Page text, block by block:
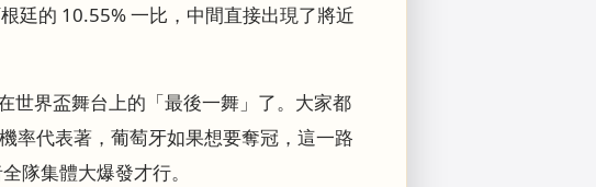
廷的 10.55% 一比，中間直接出現了將近
世界盃舞台上的「最後一舞」了。大家都
率代表著，葡萄牙如果想要奪冠，這一路
隊集體大爆發才行。